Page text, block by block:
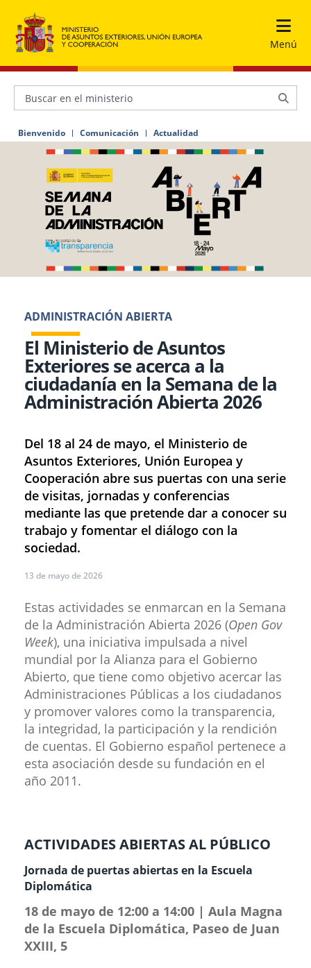
Menú
Bienvenido Comunicación Actualidad
ADMINISTRACIÓN ABIERTA
El Ministerio de Asuntos
Exteriores se acerca a la
ciudadanía en la Semana de la
Administración Abierta 2026
​Del 18 al 24 de mayo, el Ministerio de
Asuntos Exteriores, Unión Europea y
Cooperación abre sus puertas con una serie
de visitas, jornadas y conferencias
mediante las que pretende dar a conocer su
trabajo y fomentar el diálogo con la
sociedad.
13 de mayo de 2026
Estas actividades se enmarcan en la Semana
de la Administración Abierta 2026 (Open Gov
Week), una iniciativa impulsada a nivel
mundial por la Alianza para el Gobierno
Abierto, que tiene como objetivo acercar las
Administraciones Públicas a los ciudadanos
y promover valores como la transparencia,
la integridad, la participación y la rendición
de cuentas. El Gobierno español pertenece a
esta asociación desde su fundación en el
año 2011.
ACTIVIDAD​​ES ABIERTAS AL PÚBLICO
Jornada de p​​uertas abiertas en la Escuela
Diplomática
18 de mayo de 12:00 a 14:00 | Aula Magna
de la Escuela Diplomática, Paseo de Juan
XXIII, 5